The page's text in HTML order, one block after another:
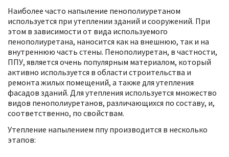
Наиболее часто напыление пенополиуретаном
используется при утеплении зданий и сооружений. При
этом в зависимости от вида используемого
пенополиуретана, наносится как на внешнюю, так и на
внутреннюю часть стены. Пенополиуретан, в частности,
ППУ, является очень популярным материалом, который
активно используется в области строительства и
ремонта жилых помещений, а также для утепления
фасадов зданий. Для утепления используется множество
видов пенополиуретанов, различающихся по составу, и,
соответственно, по свойствам.
Утепление напылением ппу производится в несколько
этапов: